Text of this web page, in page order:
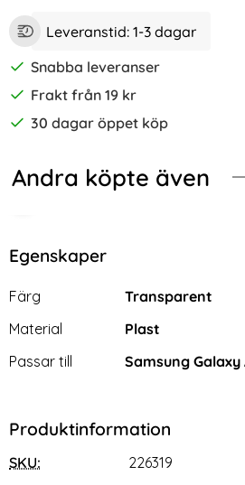
Leveranstid: 1-3 dagar
Snabba leveranser
Frakt från 19 kr
30 dagar öppet köp
Andra köpte även
Armor Svar
Galaxy A35 5G Fodral Crazy
KHAZNEH Galaxy A35 5G
Egenskaper
Egenskaper/attribut för denna
Attribut
Färg
Transparent
Material
Plast
Passar till
Samsung Galaxy
Produktinformation
SKU: 226319